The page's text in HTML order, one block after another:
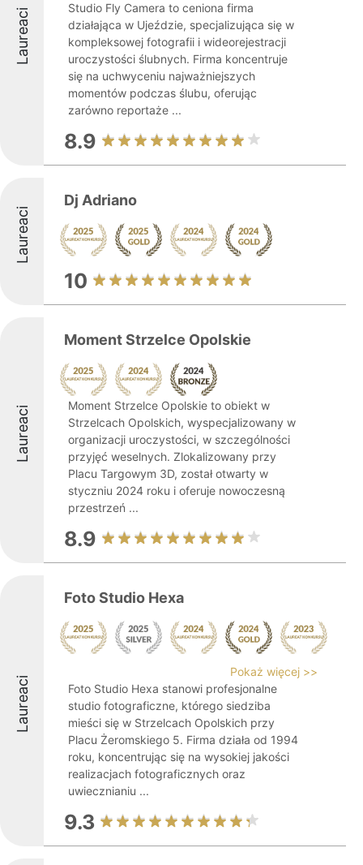
Laureaci
Studio Fly Camera to ceniona firma
działająca w Ujeździe, specjalizująca się w
kompleksowej fotografii i wideorejestracji
uroczystości ślubnych. Firma koncentruje
się na uchwyceniu najważniejszych
momentów podczas ślubu, oferując
zarówno reportaże ...
8.9
Laureaci
Dj Adriano
10
Laureaci
Moment Strzelce Opolskie
Moment Strzelce Opolskie to obiekt w
Strzelcach Opolskich, wyspecjalizowany w
organizacji uroczystości, w szczególności
przyjęć weselnych. Zlokalizowany przy
Placu Targowym 3D, został otwarty w
styczniu 2024 roku i oferuje nowoczesną
przestrzeń ...
8.9
Laureaci
Foto Studio Hexa
Pokaż więcej >>
Foto Studio Hexa stanowi profesjonalne
studio fotograficzne, którego siedziba
mieści się w Strzelcach Opolskich przy
Placu Żeromskiego 5. Firma działa od 1994
roku, koncentrując się na wysokiej jakości
realizacjach fotograficznych oraz
uwiecznianiu ...
9.3